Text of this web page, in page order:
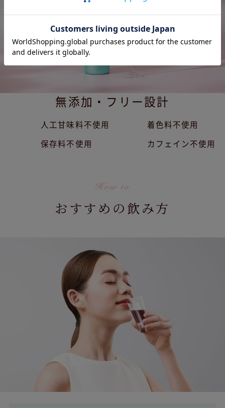
無添加・フリー設計
人工甘味料不使用 着色料不使用
保存料不使用 カフェイン不使用
おすすめの飲み方